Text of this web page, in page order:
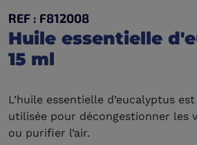
REF : F812008
Huile essentielle
15 ml
L’huile essentielle d’eucalyptus
utilisée pour décongestionner les
ou purifier l’air.